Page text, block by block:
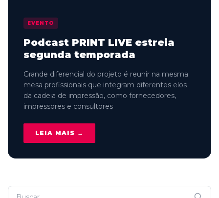
EVENTO
Podcast PRINT LIVE estreia
segunda temporada
Grande diferencial do projeto é reunir na mesma
mesa profissionais que integram diferentes elos
da cadeia de impressão, como fornecedores,
impressores e consultores
LEIA MAIS →